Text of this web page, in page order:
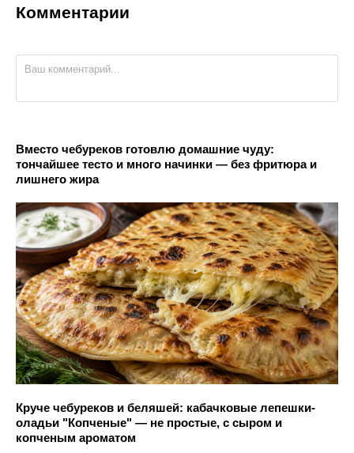
Комментарии
Вместо чебуреков готовлю домашние чуду:
тончайшее тесто и много начинки — без фритюра и
лишнего жира
Круче чебуреков и беляшей: кабачковые лепешки-
оладьи "Копченые" — не простые, с сыром и
копченым ароматом